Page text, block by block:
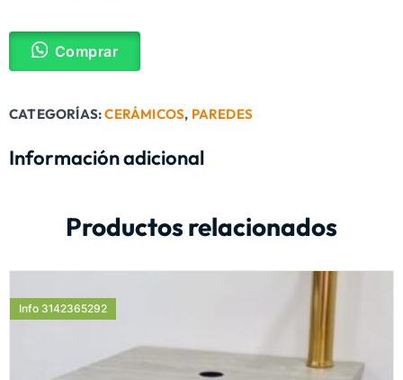
Comprar
CATEGORÍAS:CERÁMICOS, PAREDES
Información adicional
Productos relacionados
Info 3142365292